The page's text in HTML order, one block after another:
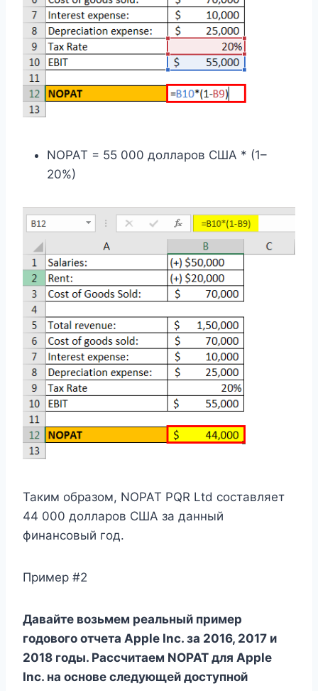
NOPAT = 55 000 долларов США * (1–
20%)
Таким образом, NOPAT PQR Ltd составляет
44 000 долларов США за данный
финансовый год.
Пример #2
Давайте возьмем реальный пример
годового отчета Apple Inc. за 2016, 2017 и
2018 годы. Рассчитаем NOPAT для Apple
Inc. на основе следующей доступной